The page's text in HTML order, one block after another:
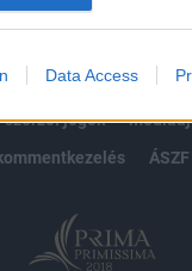
Data Access
jogi nyilatkozat
szerzői jogok
kommentkezelés
ÁSZF